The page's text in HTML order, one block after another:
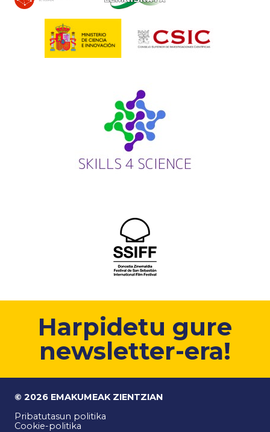
Harpidetu gure
newsletter-era!
© 2026 EMAKUMEAK ZIENTZIAN
Pribatutasun politika
Cookie-politika